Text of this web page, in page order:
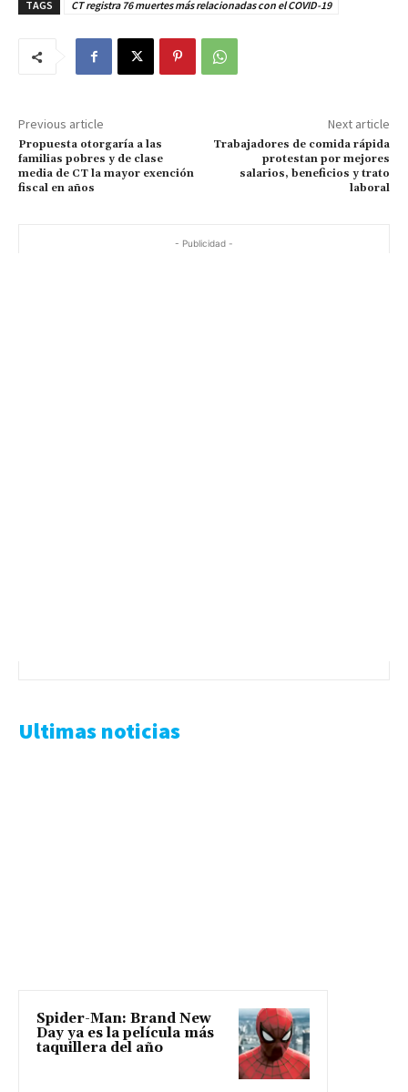
TAGS CT registra 76 muertes más relacionadas con el COVID-19
Previous article
Propuesta otorgaría a las
familias pobres y de clase
media de CT la mayor exención
fiscal en años
Next article
Trabajadores de comida rápida
protestan por mejores
salarios, beneficios y trato
laboral
- Publicidad -
Ultimas noticias
Spider-Man: Brand New
Day ya es la película más
taquillera del año